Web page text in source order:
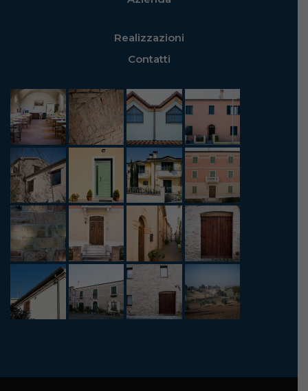
Realizzazioni
Contatti